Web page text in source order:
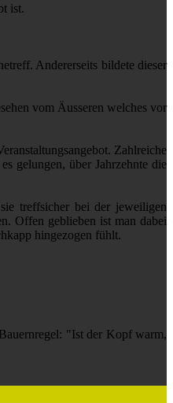
ist.
Andererseits bildete dieser
vom Äusseren welches vor
Zahlreiche
gelungen, über Jahrzehnte die
treffsicher bei der jeweiligen
Offen geblieben ist man dabei
hingezogen fühlt.
"Ist der Kopf warm,